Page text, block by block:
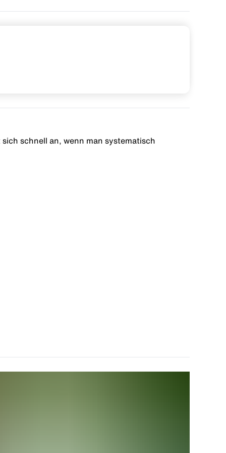
schnell an, wenn man systematisch